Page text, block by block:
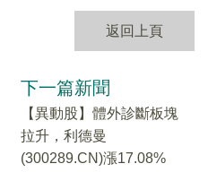
返回上頁
下一篇新聞
【異動股】體外診斷板塊
拉升，利德曼
(300289.CN)漲17.08%